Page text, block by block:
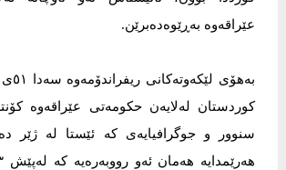
عێراقەوە بەڕێوەدەبرێن.
کوردستان لەلایەن حکومەتى عێراقەوە
سنوور و جوگرافیایەى کە ئێستا لە ژێر